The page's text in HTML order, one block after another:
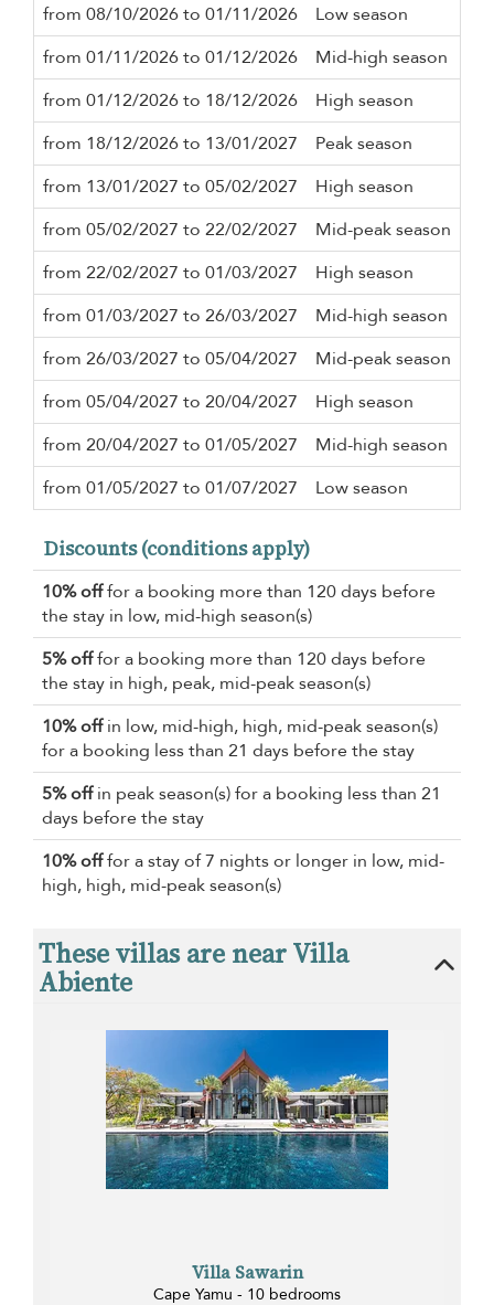
from 08/10/2026 to 01/11/2026
Low season
from 01/11/2026 to 01/12/2026
Mid-high season
from 01/12/2026 to 18/12/2026
High season
from 18/12/2026 to 13/01/2027
Peak season
from 13/01/2027 to 05/02/2027
High season
from 05/02/2027 to 22/02/2027
Mid-peak season
from 22/02/2027 to 01/03/2027
High season
from 01/03/2027 to 26/03/2027
Mid-high season
from 26/03/2027 to 05/04/2027
Mid-peak season
from 05/04/2027 to 20/04/2027
High season
from 20/04/2027 to 01/05/2027
Mid-high season
from 01/05/2027 to 01/07/2027
Low season
Discounts (conditions apply)
10% offfor a booking more than 120 days before
the stay in low, mid-high season(s)
5% offfor a booking more than 120 days before
the stay in high, peak, mid-peak season(s)
10% offin low, mid-high, high, mid-peak season(s)
for a booking less than 21 days before the stay
5% offin peak season(s) for a booking less than 21
days before the stay
10% offfor a stay of 7 nights or longer in low, mid-
high, high, mid-peak season(s)
These villas are near Villa
Abiente
Villa Sawarin
Cape Yamu - 10 bedrooms